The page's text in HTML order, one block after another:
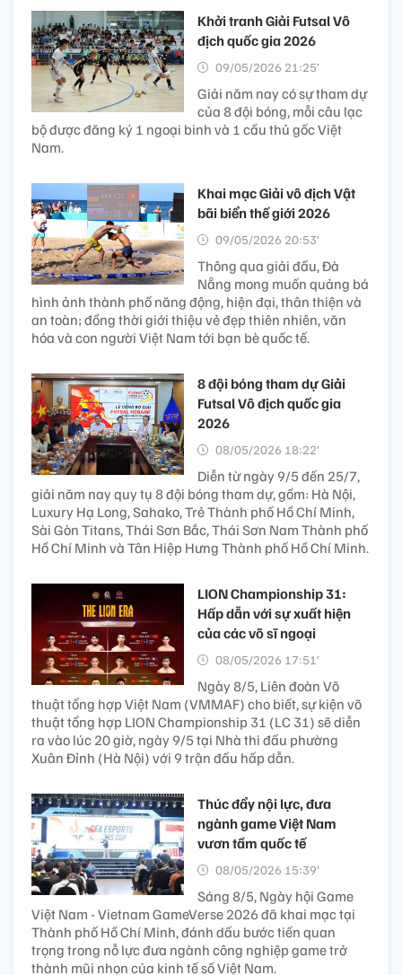
Khởi tranh Giải Futsal Vô
địch quốc gia 2026
09/05/2026 21:25’
Giải năm nay có sự tham dự
của 8 đội bóng, mỗi câu lạc
bộ được đăng ký 1 ngoại binh và 1 cầu thủ gốc Việt
Nam.
Khai mạc Giải vô địch Vật
bãi biển thế giới 2026
09/05/2026 20:53’
Thông qua giải đấu, Đà
Nẵng mong muốn quảng bá
hình ảnh thành phố năng động, hiện đại, thân thiện và
an toàn; đồng thời giới thiệu vẻ đẹp thiên nhiên, văn
hóa và con người Việt Nam tới bạn bè quốc tế.
8 đội bóng tham dự Giải
Futsal Vô địch quốc gia
2026
08/05/2026 18:22’
Diễn từ ngày 9/5 đến 25/7,
giải năm nay quy tụ 8 đội bóng tham dự, gồm: Hà Nội,
Luxury Hạ Long, Sahako, Trẻ Thành phố Hồ Chí Minh,
Sài Gòn Titans, Thái Sơn Bắc, Thái Sơn Nam Thành phố
Hồ Chí Minh và Tân Hiệp Hưng Thành phố Hồ Chí Minh.
LION Championship 31:
Hấp dẫn với sự xuất hiện
của các võ sĩ ngoại
08/05/2026 17:51’
Ngày 8/5, Liên đoàn Võ
thuật tổng hợp Việt Nam (VMMAF) cho biết, sự kiện võ
thuật tổng hợp LION Championship 31 (LC 31) sẽ diễn
ra vào lúc 20 giờ, ngày 9/5 tại Nhà thi đấu phường
Xuân Đỉnh (Hà Nội) với 9 trận đấu hấp dẫn.
Thúc đẩy nội lực, đưa
ngành game Việt Nam
vươn tầm quốc tế
08/05/2026 15:39’
Sáng 8/5, Ngày hội Game
Việt Nam - Vietnam GameVerse 2026 đã khai mạc tại
Thành phố Hồ Chí Minh, đánh dấu bước tiến quan
trọng trong nỗ lực đưa ngành công nghiệp game trở
thành mũi nhọn của kinh tế số Việt Nam.